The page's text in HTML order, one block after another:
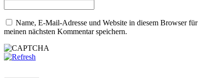
Name, E-Mail-Adresse und Website in diesem Browser für
meinen nächsten Kommentar speichern.